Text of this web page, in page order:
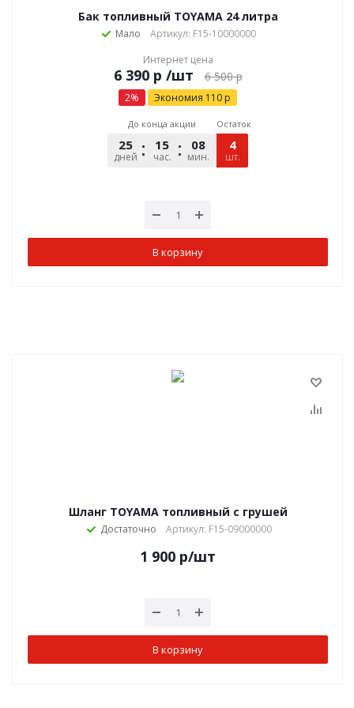
Бак топливный TOYAMA 24 литра
Мало
Артикул: F15-10000000
Интернет цена
р /шт 6 500р
2% Экономия 110 р
До конца акции
25
дней
15
час.
08
мин.
54
сек.
Остаток
4
шт.
В корзину
Шланг TOYAMA топливный с грушей
Достаточно Артикул: F15-09000000
1 900 р/шт
В корзину